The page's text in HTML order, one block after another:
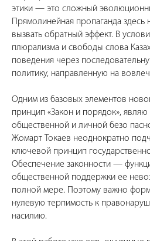
этики — это сложный
Прямолинейная пропаганда
вызвать обратный эффект. В
плюрализма и свободы слова
поведения через
политику, направленную на
Одним из базовых элементов
принцип «Закон и порядок»,
общественной и личной безо
Жомарт Токаев неоднократно
ключевой принцип
Обеспечение законности —
общественной поддержки ее
полной мере. Поэтому важно
нулевую терпимость к
насилию.